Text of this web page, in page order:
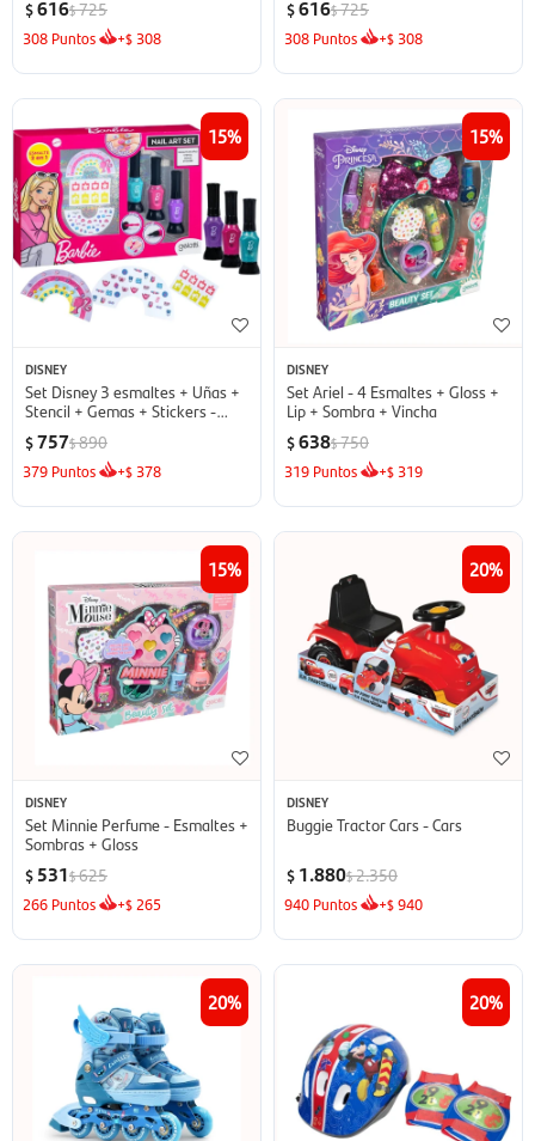
$616$725
308 Puntos +$308
$616$725
308 Puntos +$308
15
DISNEY
Set Disney 3 esmaltes + Uñas +
Stencil + Gemas + Stickers -
Barbie
$757$890
379 Puntos +$378
15
DISNEY
Set Ariel - 4 Esmaltes + Gloss +
Lip + Sombra + Vincha
$638$750
319 Puntos +$319
15
DISNEY
Set Minnie Perfume - Esmaltes +
Sombras + Gloss
$ 531$625
266 Puntos +$265
20
DISNEY
Buggie Tractor Cars - Cars
$ 1.880$2.350
940 Puntos +$940
20 20